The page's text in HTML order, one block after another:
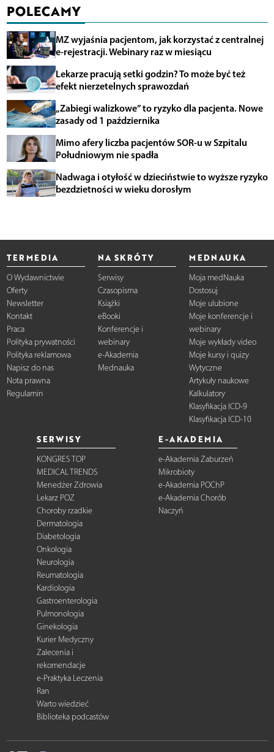
POLECAMY
MZ wyjaśnia pacjentom, jak korzystać z centralnej
e-rejestracji. Webinary raz w miesiącu
Lekarze pracują setki godzin? To może być też
efekt nierzetelnych sprawozdań
„Zabiegi walizkowe” to ryzyko dla pacjenta. Nowe
zasady od 1 października
Mimo afery liczba pacjentów SOR-u w Szpitalu
Południowym nie spadła
Nadwaga i otyłość w dzieciństwie to wyższe ryzyko
bezdzietności w wieku dorosłym
TERMEDIA
O Wydawnictwie
Oferty
Newsletter
Kontakt
Praca
Polityka prywatności
Polityka reklamowa
Napisz do nas
Nota prawna
Regulamin
NA SKRÓTY
Serwisy
Czasopisma
Książki
eBooki
Konferencje i
webinary
e-Akademia
Mednauka
MEDNAUKA
Moja medNauka
Dostosuj
Moje ulubione
Moje konferencje i
webinary
Moje wykłady video
Moje kursy i quizy
Wytyczne
Artykuły naukowe
Kalkulatory
Klasyfikacja ICD-9
Klasyfikacja ICD-10
SERWISY
KONGRES TOP
MEDICAL TRENDS
Menedżer Zdrowia
Lekarz POZ
Choroby rzadkie
Dermatologia
Diabetologia
Onkologia
Neurologia
Reumatologia
Kardiologia
Gastroenterologia
Pulmonologia
Ginekologia
Kurier Medyczny
Zalecenia i
rekomendacje
e-Praktyka Leczenia
Ran
Warto wiedzieć
Biblioteka podcastów
E-AKADEMIA
e-Akademia Zaburzeń
Mikrobioty
e-Akademia POChP
e-Akademia Chorób
Naczyń